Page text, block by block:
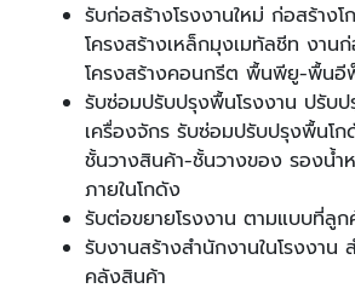
รับก่อสร้างโรงงานใหม่ ก่อสร้าง
โครงสร้างเหล็กมุงเมทัลชีท งานก่
โครงสร้างคอนกรีต พื้นพียู-พื้นอี
รับซ่อมปรับปรุงพื้นโรงงาน ปรับ
เครื่องจักร รับซ่อมปรับปรุงพื้นโ
ชั้นวางสินค้า-ชั้นวางของ รองน้ำ
ภายในโกดัง
รับต่อขยายโรงงาน ตามแบบที่ลูก
รับงานสร้างสำนักงานในโรงงาน
คลังสินค้า